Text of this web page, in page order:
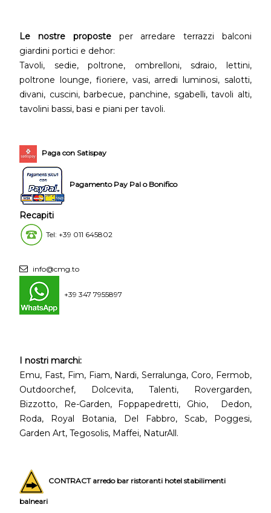
Le nostre proposteper arredare terrazzi balconi
giardini portici e dehor:
Tavoli, sedie, poltrone, ombrelloni, sdraio, lettini,
poltrone lounge, fioriere, vasi, arredi luminosi, salotti,
divani, cuscini, barbecue, panchine, sgabelli, tavoli alti,
tavolini bassi, basi e piani per tavoli.
Paga con Satispay
Pagamento Pay Pal o Bonifico
Recapiti
Tel: +39 011 645802
info@cmg.to
+39 347 7955897
I nostri marchi:
Emu, Fast, Fim, Fiam, Nardi, Serralunga, Coro, Fermob,
Outdoorchef, Dolcevita, Talenti, Rovergarden,
Bizzotto, Re-Garden, Foppapedretti, Ghio, Dedon,
Roda, Royal Botania, Del Fabbro, Scab, Poggesi,
Garden Art, Tegosolis, Maffei, NaturAll.
CONTRACT arredo bar ristoranti hotel stabilimenti
balneari